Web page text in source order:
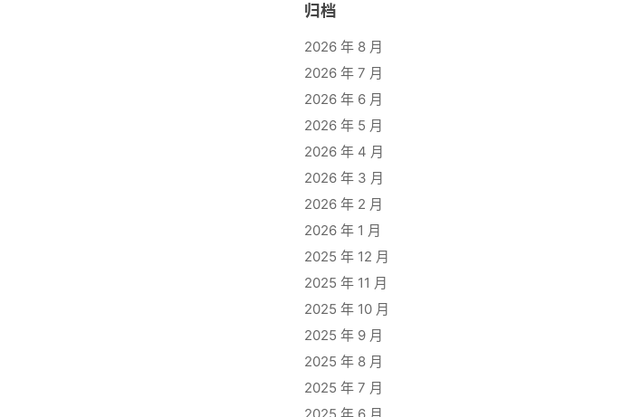
归档
2026 年 8 月
2026 年 7 月
2026 年 6 月
2026 年 5 月
2026 年 4 月
2026 年 3 月
2026 年 2 月
2026 年 1 月
2025 年 12 月
2025 年 11 月
2025 年 10 月
2025 年 9 月
2025 年 8 月
2025 年 7 月